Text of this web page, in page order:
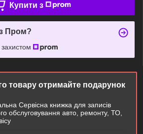
Купити з
Пром?
товару отримайте подарунок
Сервісна книжка для записів
обслуговування авто, ремонту, ТО,